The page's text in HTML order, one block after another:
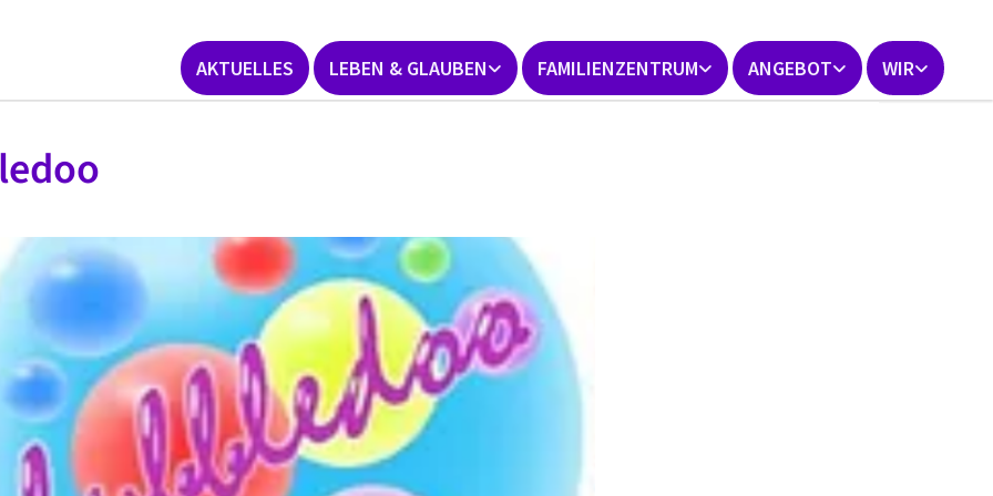
AKTUELLES LEBEN & GLAUBEN FAMILIENZENTRUM ANGEBOT WIR